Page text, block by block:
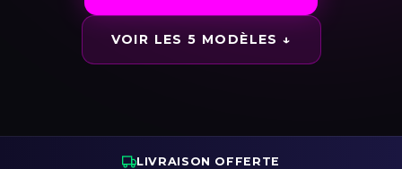
VOIR LES 5 MODÈLES ↓
LIVRAISON OFFERTE